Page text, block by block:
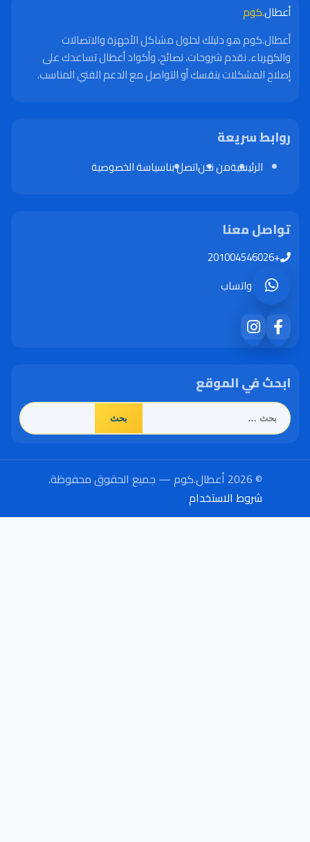
أعطال.كوم
أعطال.كوم هو دليلك لحلول مشاكل الأجهزة والاتصالات
والكهرباء. نقدم شروحات، نصائح، وأكواد أعطال تساعدك على
إصلاح المشكلات بنفسك أو التواصل مع الدعم الفني المناسب.
روابط سريعة
الرئيسيةمن نحناتصل بناسياسة الخصوصية
تواصل معنا
واتساب
ابحث في الموقع
البحث
شروط الاستخدام